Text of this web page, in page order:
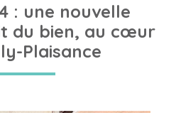
: une nouvelle
du bien, au cœur
Plaisance